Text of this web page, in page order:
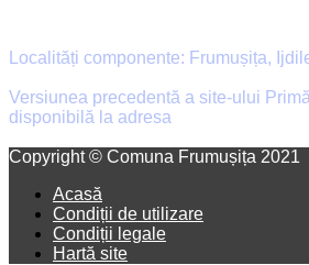
Localități componente: Frumușița,
Versiunea precedentă a site-ului
disponibilă la adresa
Copyright © Comuna Frumușița 2021
Acasă
Condiții de utilizare
Condiții legale
Hartă site